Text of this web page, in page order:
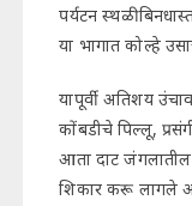
पर्यटन स्थळी
या भागात कोल्हे
यापूर्वी अतिशय
कोंबडीचे पिल्लू,
आता दाट जंगलातील
शिकार करू लागले